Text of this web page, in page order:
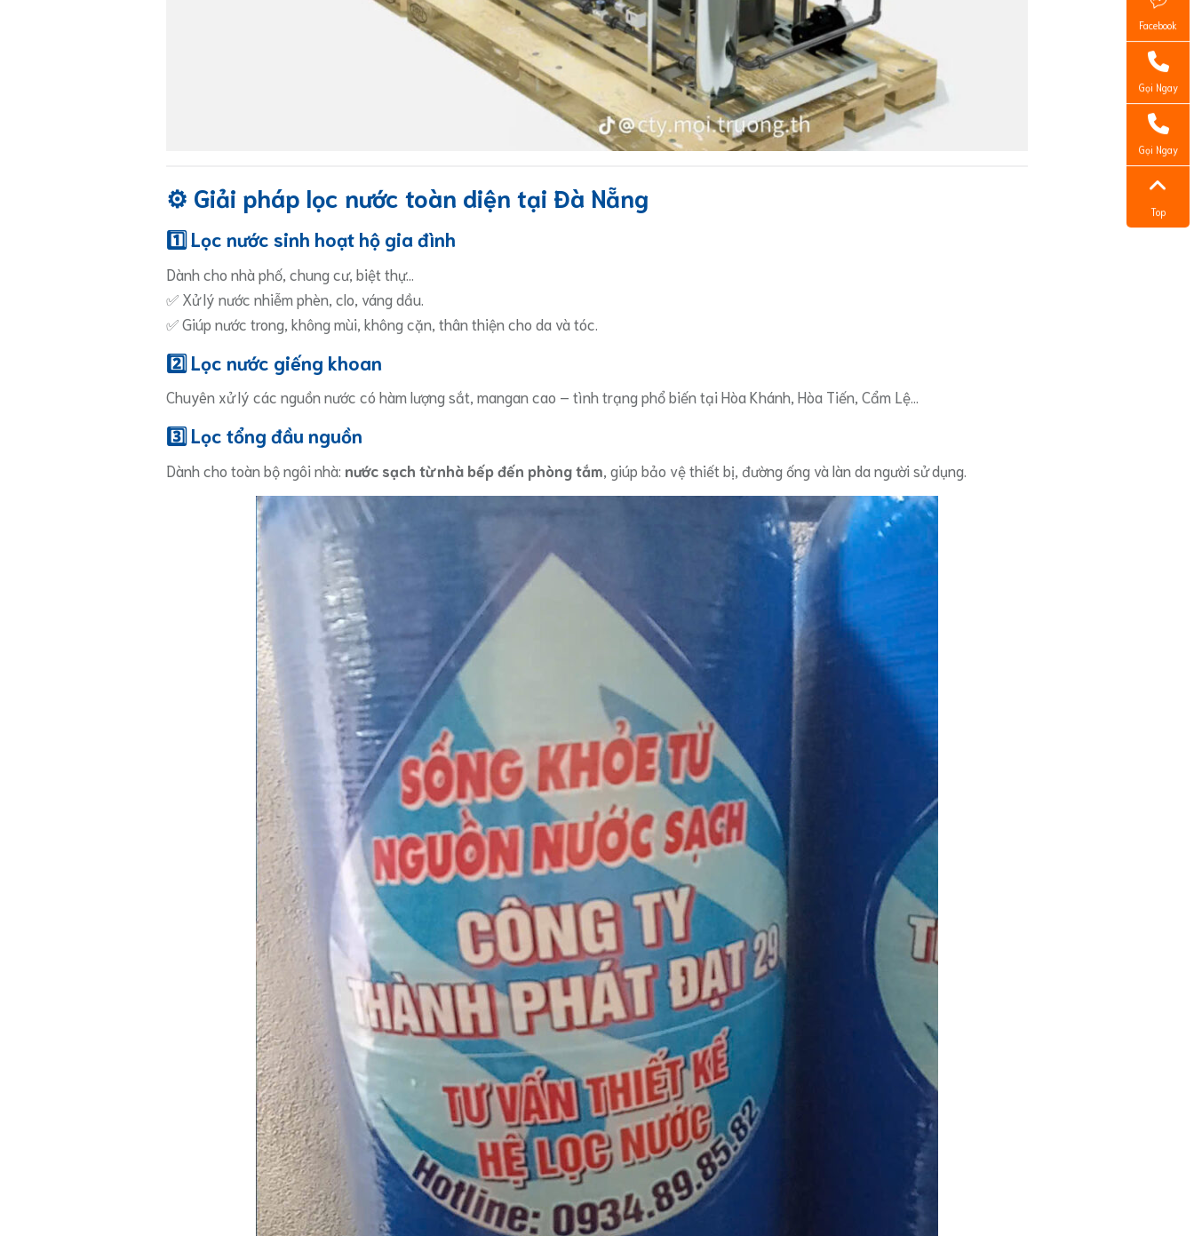
⚙️ Giải pháp lọc nước toàn diện tại Đà Nẵng
1️⃣ Lọc nước sinh hoạt hộ gia đình
Dành cho nhà phố, chung cư, biệt thự…
✅ Xử lý nước nhiễm phèn, clo, váng dầu.
✅ Giúp nước trong, không mùi, không cặn, thân thiện cho da và tóc.
2️⃣ Lọc nước giếng khoan
Chuyên xử lý các nguồn nước có hàm lượng sắt, mangan cao – tình trạng phổ biến tại Hòa Khánh, Hòa Tiến, Cẩm Lệ…
3️⃣ Lọc tổng đầu nguồn
Dành cho toàn bộ ngôi nhà: nước sạch từ nhà bếp đến phòng tắm , giúp bảo vệ thiết bị, đường ống và làn da người sử dụng.
Facebook
Gọi Ngay
Gọi Ngay
Top